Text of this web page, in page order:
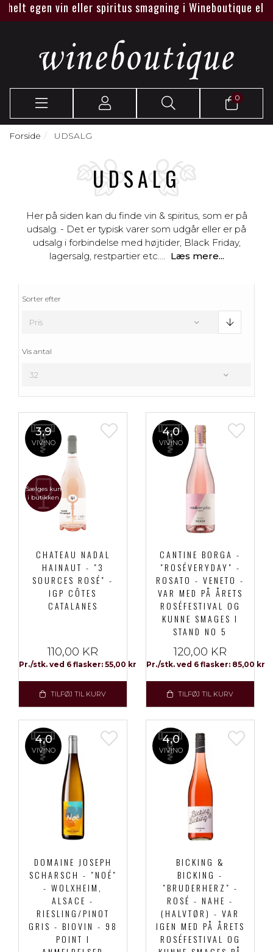
vin eller spiritus smagning i Wineboutique eller hos
0
Forside UDSALG
UDSALG
Her på siden kan du finde vin & spiritus, som er på
udsalg. - Det er typisk varer som udgår eller er på
udsalg i forbindelse med højtider, Black Friday,
lagersalg, restpartier etc.... Læs mere...
Sorter efter
Vis antal
3,9
VIVINO
Sælges kun
i butikken
CHATEAU NADAL
HAINAUT - "3
SOURCES ROSÉ" -
IGP CÔTES
CATALANES
110,00 KR
Pr./stk. ved 6 flasker: 55,00 kr
TILFØJ TIL KURV
4,0
VIVINO
CANTINE BORGA -
"ROSÉVERYDAY" -
ROSATO - VENETO -
VAR MED PÅ ÅRETS
ROSÉFESTIVAL OG
KUNNE SMAGES I
STAND NO 5
120,00 KR
Pr./stk. ved 6 flasker: 85,00 kr
TILFØJ TIL KURV
4,0
VIVINO
DOMAINE JOSEPH
SCHARSCH - "NOÉ"
- WOLXHEIM,
ALSACE -
RIESLING/PINOT
GRIS - BIOVIN - 98
POINT I
4,0
VIVINO
BICKING &
BICKING -
"BRUDERHERZ" -
ROSÉ - NAHE -
(HALVTØR) - VAR
IGEN MED PÅ ÅRETS
ROSÉFESTIVAL OG